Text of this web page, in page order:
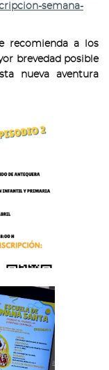
semana-
recomienda a los
brevedad posible
nueva aventura